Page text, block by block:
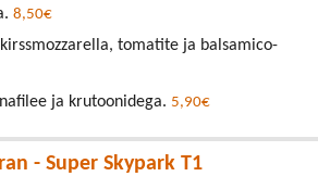
8,50€
tomatite ja balsamico-
ja krutoonidega. 5,90€
- Super Skypark T1